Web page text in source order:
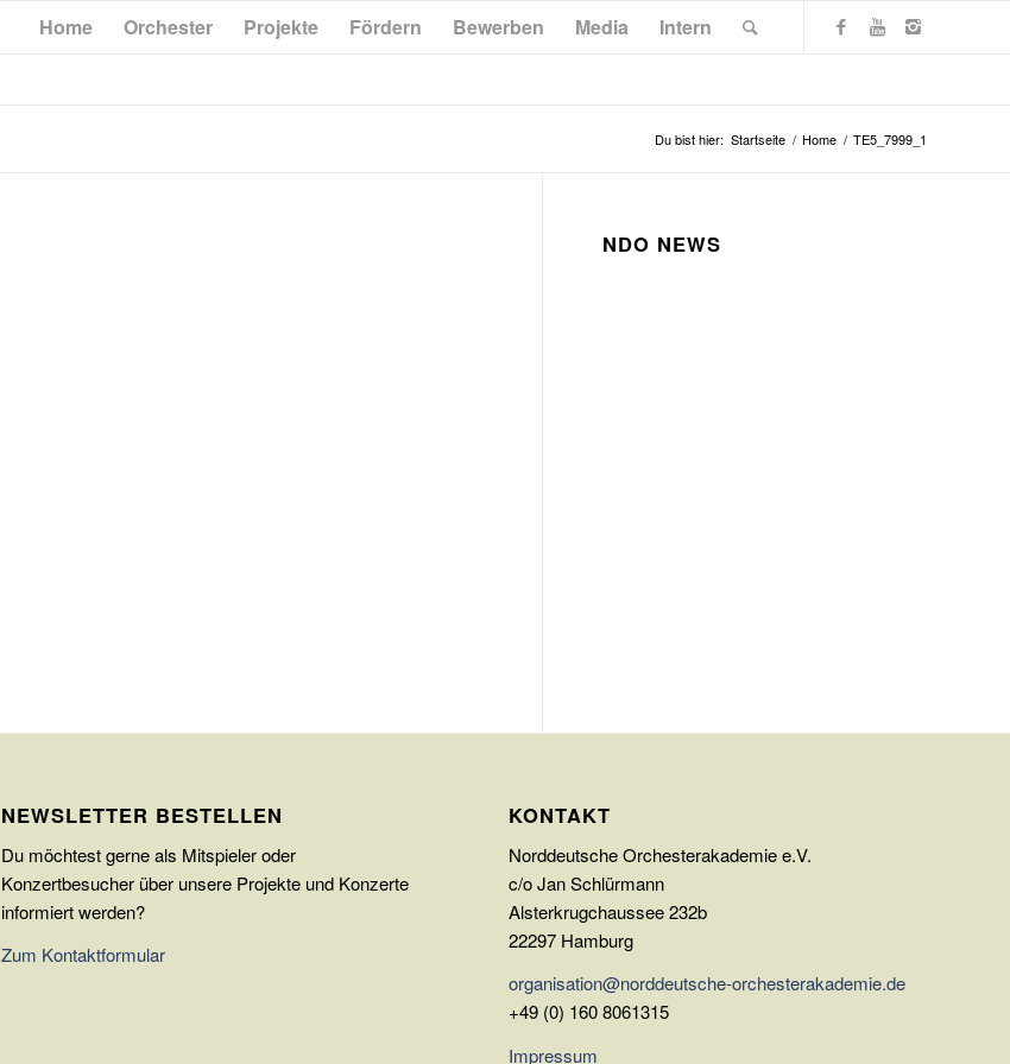
Home Orchester Projekte Fördern Bewerben Media Intern
Du bist hier: Startseite / Home / TE5_7999_1
NDO NEWS
NEWSLETTER BESTELLEN
Du möchtest gerne als Mitspieler oder
Konzertbesucher über unsere Projekte und Konzerte
informiert werden?
Zum Kontaktformular
KONTAKT
Norddeutsche Orchesterakademie e.V.
c/o Jan Schlürmann
Alsterkrugchaussee 232b
22297 Hamburg
organisation@norddeutsche-orchesterakademie.de
+49 (0) 160 8061315
Impressum